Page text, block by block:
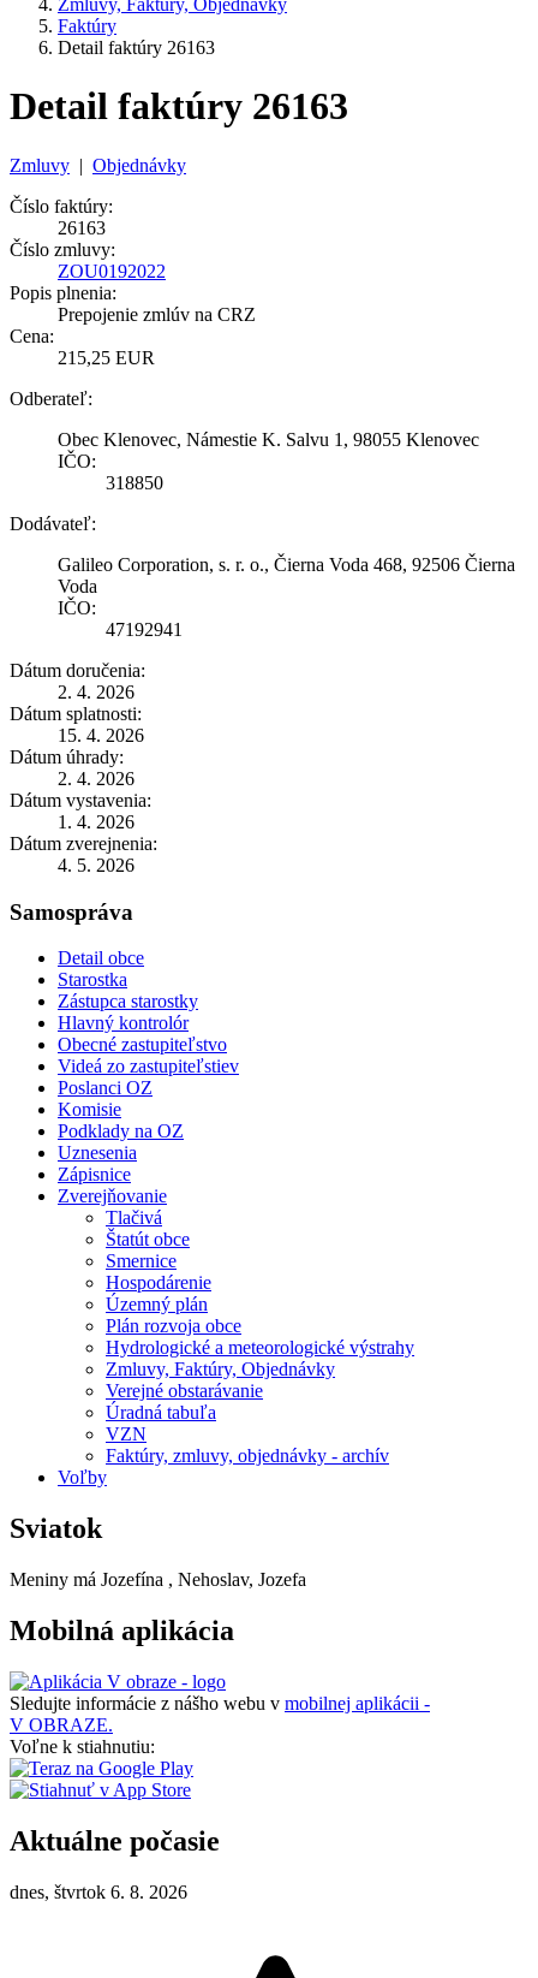
Zmluvy, Faktúry, Objednávky
Faktúry
Detail faktúry 26163
Detail faktúry 26163
Zmluvy | Objednávky
Číslo faktúry:
26163
Číslo zmluvy:
ZOU0192022
Popis plnenia:
Prepojenie zmlúv na CRZ
Cena:
215,25 EUR
Odberateľ:
Obec Klenovec, Námestie K. Salvu 1, 98055 Klenovec
IČO:
318850
Dodávateľ:
Galileo Corporation, s. r. o., Čierna Voda 468, 92506 Čierna
Voda
IČO:
47192941
Dátum doručenia:
2. 4. 2026
Dátum splatnosti:
15. 4. 2026
Dátum úhrady:
2. 4. 2026
Dátum vystavenia:
1. 4. 2026
Dátum zverejnenia:
4. 5. 2026
Samospráva
Detail obce
Starostka
Zástupca starostky
Hlavný kontrolór
Obecné zastupiteľstvo
Videá zo zastupiteľstiev
Poslanci OZ
Komisie
Podklady na OZ
Uznesenia
Zápisnice
Zverejňovanie
Tlačivá
Štatút obce
Smernice
Hospodárenie
Územný plán
Plán rozvoja obce
Hydrologické a meteorologické výstrahy
Zmluvy, Faktúry, Objednávky
Verejné obstarávanie
Úradná tabuľa
VZN
Faktúry, zmluvy, objednávky - archív
Voľby
Sviatok
Meniny má Jozefína , Nehoslav, Jozefa
Mobilná aplikácia
Sledujte informácie z nášho webu v mobilnej aplikácii -
V OBRAZE.
Voľne k stiahnutiu:
Aktuálne počasie
dnes, štvrtok 6. 8. 2026